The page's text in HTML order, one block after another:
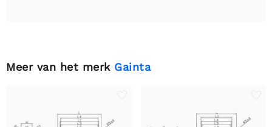
Meer van het merk Gainta